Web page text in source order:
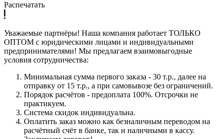
Распечатать
Уважаемые партнёры! Наша компания работает ТОЛЬКО
ОПТОМ с юридическими лицами и индивидуальными
предпринимателями! Мы предлагаем взаимовыгодные
условия сотрудничества:
Минимальная сумма первого заказа - 30 т.р., далее на
отправку от 15 т.р., а при самовывозе без ограничений.
Порядок расчётов - предоплата 100%. Отсрочки не
практикуем.
Система скидок индивидуальна.
Оплатить заказ можно как безналичным переводом на
расчётный счёт в банке, так и наличными в кассу.